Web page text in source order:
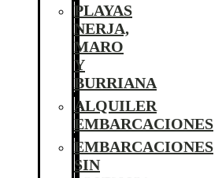
PLAYAS
NERJA,
MARO
Y
BURRIANA
ALQUILER
EMBARCACIONES
EMBARCACIONES
SIN